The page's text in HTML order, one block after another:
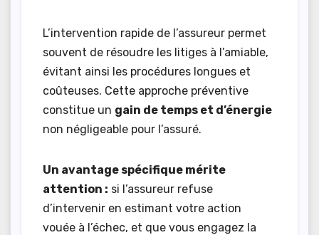
L’intervention rapide de l’assureur permet
souvent de résoudre les litiges à l’amiable,
évitant ainsi les procédures longues et
coûteuses. Cette approche préventive
constitue un gain de temps et d’énergie
non négligeable pour l’assuré.
Un avantage spécifique mérite
attention : si l’assureur refuse
d’intervenir en estimant votre action
vouée à l’échec, et que vous engagez la